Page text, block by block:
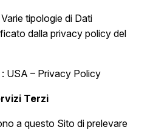
tipologie di Dati
dalla privacy policy del
USA – Privacy Policy
Terzi
a questo Sito di prelevare